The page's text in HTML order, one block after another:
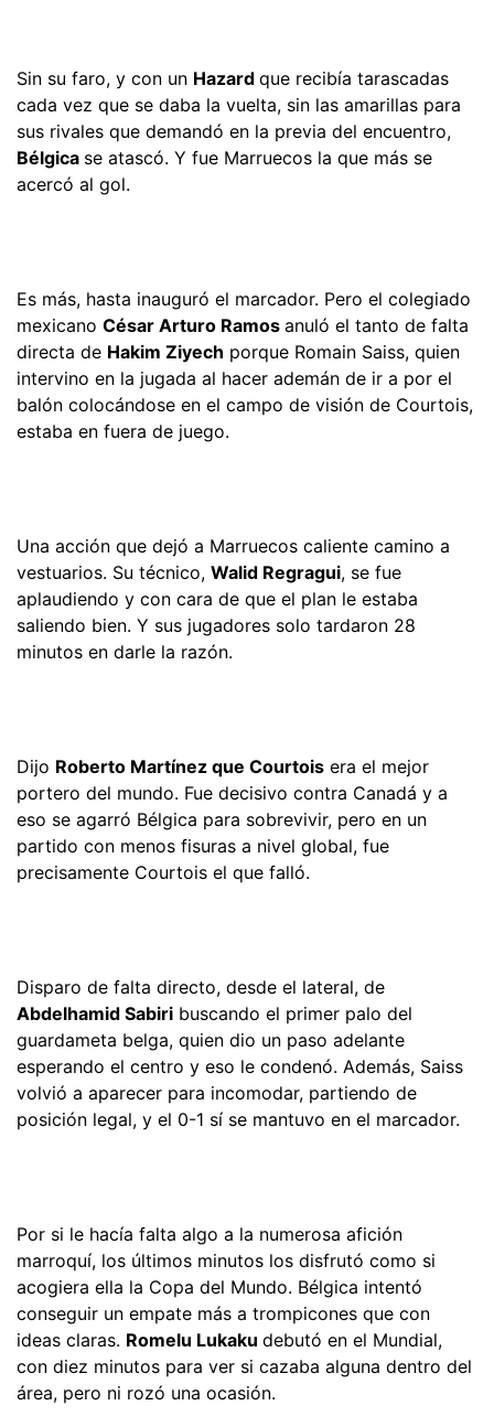
Sin su faro, y con un Hazard que recibía tarascadas
cada vez que se daba la vuelta, sin las amarillas para
sus rivales que demandó en la previa del encuentro,
Bélgica se atascó. Y fue Marruecos la que más se
acercó al gol.
Es más, hasta inauguró el marcador. Pero el colegiado
mexicano César Arturo Ramos anuló el tanto de falta
directa de Hakim Ziyech porque Romain Saiss, quien
intervino en la jugada al hacer ademán de ir a por el
balón colocándose en el campo de visión de Courtois,
estaba en fuera de juego.
Una acción que dejó a Marruecos caliente camino a
vestuarios. Su técnico, Walid Regragui, se fue
aplaudiendo y con cara de que el plan le estaba
saliendo bien. Y sus jugadores solo tardaron 28
minutos en darle la razón.
Dijo Roberto Martínez que Courtois era el mejor
portero del mundo. Fue decisivo contra Canadá y a
eso se agarró Bélgica para sobrevivir, pero en un
partido con menos fisuras a nivel global, fue
precisamente Courtois el que falló.
Disparo de falta directo, desde el lateral, de
Abdelhamid Sabiri buscando el primer palo del
guardameta belga, quien dio un paso adelante
esperando el centro y eso le condenó. Además, Saiss
volvió a aparecer para incomodar, partiendo de
posición legal, y el 0-1 sí se mantuvo en el marcador.
Por si le hacía falta algo a la numerosa afición
marroquí, los últimos minutos los disfrutó como si
acogiera ella la Copa del Mundo. Bélgica intentó
conseguir un empate más a trompicones que con
ideas claras. Romelu Lukaku debutó en el Mundial,
con diez minutos para ver si cazaba alguna dentro del
área, pero ni rozó una ocasión.